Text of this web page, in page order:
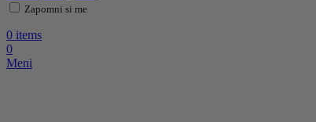
Zapomni si me
0 items
0
Meni